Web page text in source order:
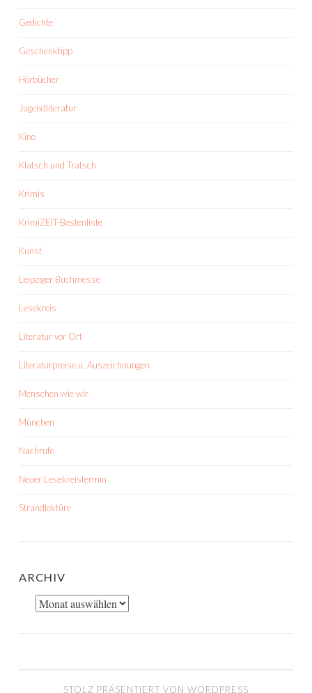
Gedichte
Geschenktipp
Hörbücher
Jugendliteratur
Kino
Klatsch und Tratsch
Krimis
KrimiZEIT-Bestenliste
Kunst
Leipziger Buchmesse
Lesekreis
Literatur vor Ort
Literaturpreise u. Auszeichnungen
Menschen wie wir
München
Nachrufe
Neuer Lesekreistermin
Strandlektüre
ARCHIV
Archiv
STOLZ PRÄSENTIERT VON WORDPRESS